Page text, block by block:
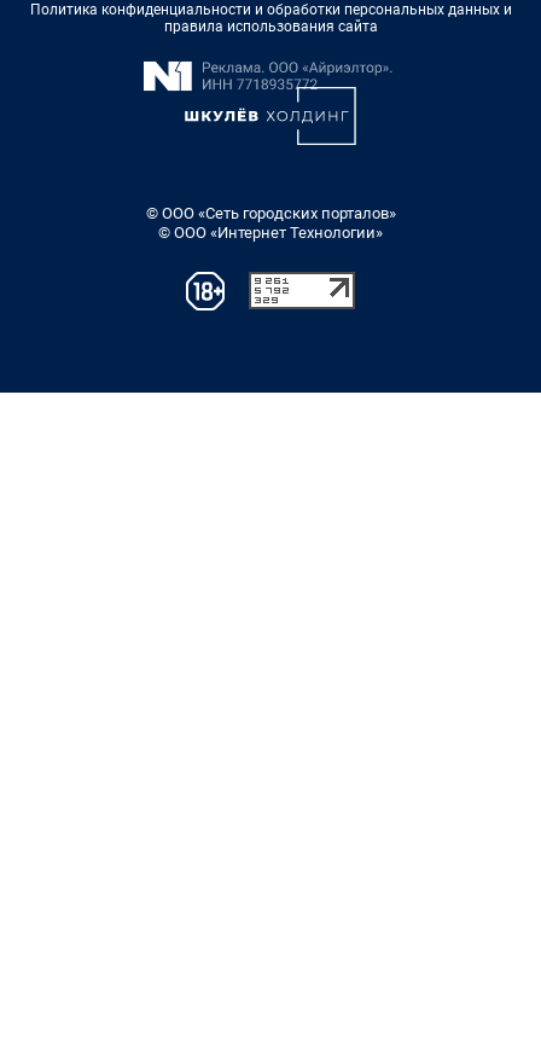
Политика конфиденциальности и обработки персональных данных и
правила использования сайта
© ООО «Сеть городских порталов»
© ООО «Интернет Технологии»